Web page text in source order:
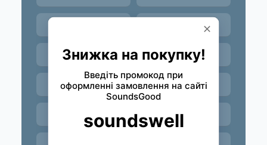
Навушникові Busking
Бренди Акумулятори
Як обрати